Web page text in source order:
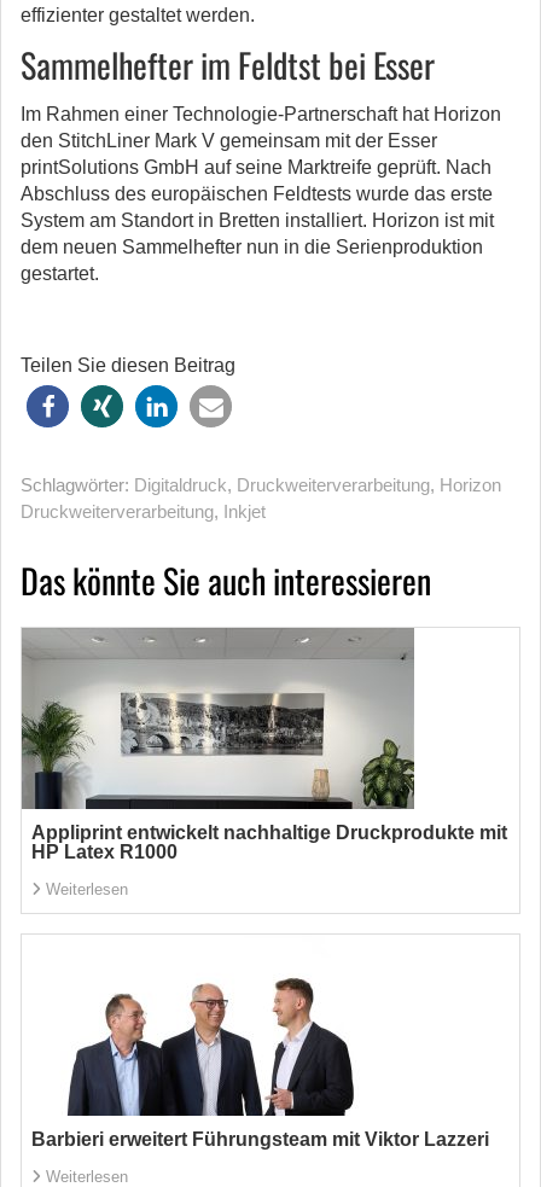
effizienter gestaltet werden.
Sammelhefter im Feldtst bei Esser
Im Rahmen einer Technologie-Partnerschaft hat Horizon
den StitchLiner Mark V gemeinsam mit der Esser
printSolutions GmbH auf seine Marktreife geprüft. Nach
Abschluss des europäischen Feldtests wurde das erste
System am Standort in Bretten installiert. Horizon ist mit
dem neuen Sammelhefter nun in die Serienproduktion
gestartet.
Teilen Sie diesen Beitrag
Schlagwörter: Digitaldruck, Druckweiterverarbeitung, Horizon
Druckweiterverarbeitung, Inkjet
Das könnte Sie auch interessieren
Appliprint entwickelt nachhaltige Druckprodukte mit
HP Latex R1000
Weiterlesen
Barbieri erweitert Führungsteam mit Viktor Lazzeri
Weiterlesen